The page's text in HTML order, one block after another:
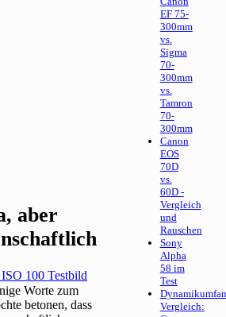
aber
Worte zum
betonen, dass
EF 75-
300mm
vs.
Sigma
70-
300mm
vs.
Tamron
70-
300mm
Canon
EOS
70D
vs.
60D -
Vergleich
und
Rauschen
Sony
Alpha
58 im
Test
Vergleich: